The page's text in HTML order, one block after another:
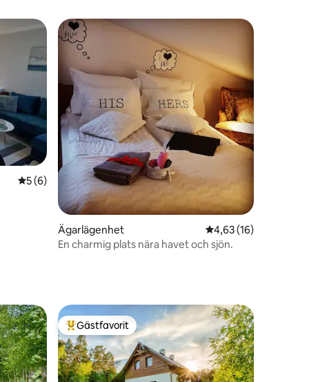
5 av 5 i genomsnittligt betyg, 6 omdömen
5 (6)
Ägarlägenhet 4,63 av 5 i
4,63 (16)
En charmig plats nära havet och sjön.
Populär gästfavorit
Gästfavorit